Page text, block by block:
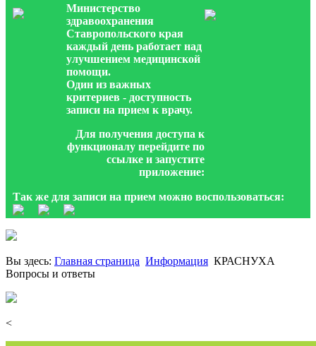
Министерство
здравоохранения
Ставропольского края
каждый день работает над
улучшением медицинской
помощи.
Один из важных
критериев - доступность
записи на прием к врачу.
Для получения доступа к
функционалу перейдите по
ссылке и запустите
приложение:
Так же для записи на прием можно воспользоваться:
Вы здесь: Главная страница Информация КРАСНУХА
Вопросы и ответы
<